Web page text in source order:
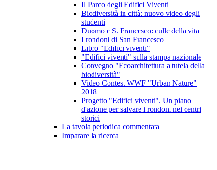
Il Parco degli Edifici Viventi
Biodiversità in città: nuovo video degli
studenti
Duomo e S. Francesco: culle della vita
I rondoni di San Francesco
Libro "Edifici viventi"
"Edifici viventi" sulla stampa nazionale
Convegno "Ecoarchitettura a tutela della
biodiversità"
Video Contest WWF "Urban Nature"
2018
Progetto "Edifici viventi". Un piano
d'azione per salvare i rondoni nei centri
storici
La tavola periodica commentata
Imparare la ricerca